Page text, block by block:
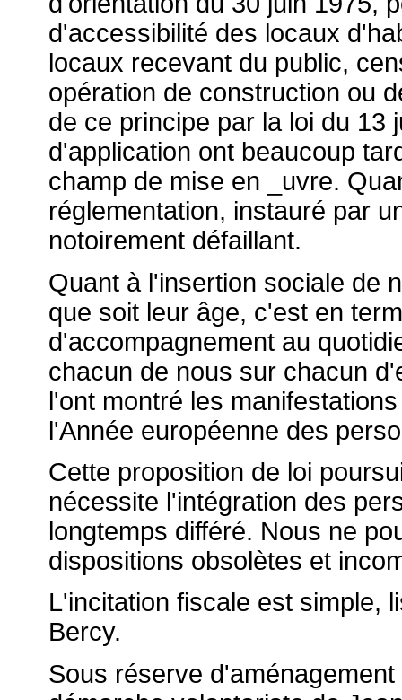
d'accessibilité des locaux
locaux recevant du public,
opération de construction ou
de ce principe par la loi du 13
d'application ont beaucoup
champ de mise en _uvre.
réglementation, instauré par
notoirement défaillant.
Quant à l'insertion sociale de
que soit leur âge, c'est en
d'accompagnement au
chacun de nous sur chacun
l'ont montré les
l'Année européenne des
Cette proposition de loi
nécessite l'intégration des
longtemps différé. Nous ne
dispositions obsolètes et
L'incitation fiscale est simple,
Bercy.
Sous réserve